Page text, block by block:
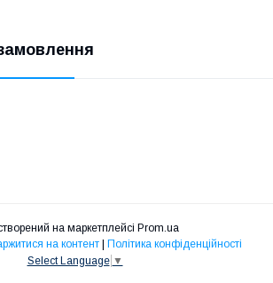
на маркетплейсі Prom.ua
на контент | Політика конфіденційності
Select Language ▼